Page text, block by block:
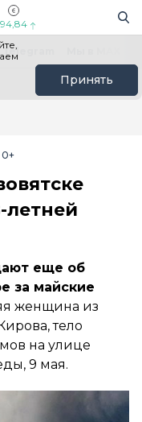
94,84
Принять
0+
летней
еще об
за майские
женщина из
тело
на улице
9 мая.